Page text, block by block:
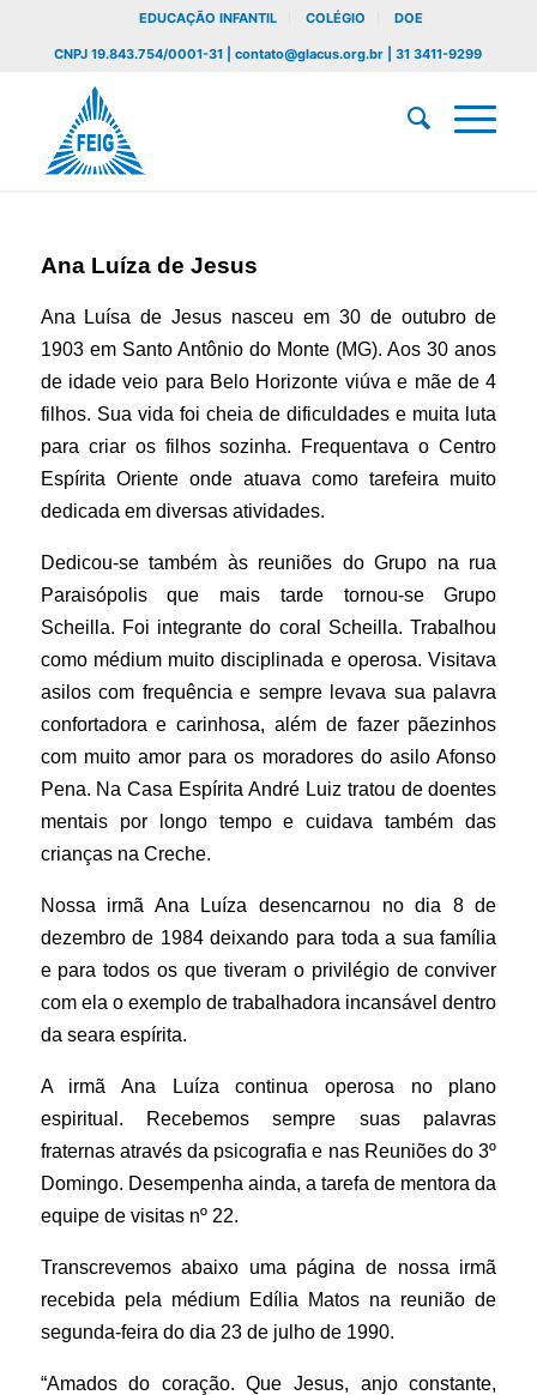
EDUCAÇÃO INFANTIL COLÉGIO DOE
CNPJ 19.843.754/0001-31 | contato@glacus.org.br | 31 3411-9299
Ana Luíza de Jesus
Ana Luísa de Jesus nasceu em 30 de outubro de
1903 em Santo Antônio do Monte (MG). Aos 30 anos
de idade veio para Belo Horizonte viúva e mãe de 4
filhos. Sua vida foi cheia de dificuldades e muita luta
para criar os filhos sozinha. Frequentava o Centro
Espírita Oriente onde atuava como tarefeira muito
dedicada em diversas atividades.
Dedicou-se também às reuniões do Grupo na rua
Paraisópolis que mais tarde tornou-se Grupo
Scheilla. Foi integrante do coral Scheilla. Trabalhou
como médium muito disciplinada e operosa. Visitava
asilos com frequência e sempre levava sua palavra
confortadora e carinhosa, além de fazer pãezinhos
com muito amor para os moradores do asilo Afonso
Pena. Na Casa Espírita André Luiz tratou de doentes
mentais por longo tempo e cuidava também das
crianças na Creche.
Nossa irmã Ana Luíza desencarnou no dia 8 de
dezembro de 1984 deixando para toda a sua família
e para todos os que tiveram o privilégio de conviver
com ela o exemplo de trabalhadora incansável dentro
da seara espírita.
A irmã Ana Luíza continua operosa no plano
espiritual. Recebemos sempre suas palavras
fraternas através da psicografia e nas Reuniões do 3º
Domingo. Desempenha ainda, a tarefa de mentora da
equipe de visitas nº 22.
Transcrevemos abaixo uma página de nossa irmã
recebida pela médium Edília Matos na reunião de
segunda-feira do dia 23 de julho de 1990.
“Amados do coração. Que Jesus, anjo constante,